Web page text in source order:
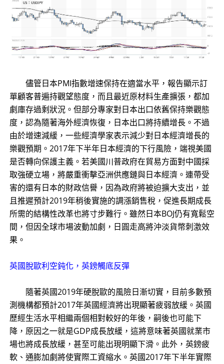
儘管日本PMI指數增速保持在適當水平，報告顯示訂
單顧客普遍持觀望態度，而且最近原材料生產擴張，都加
劇庫存過剩狀況。但部分專家對日本出口依舊保持樂觀態
度，認為隨著海外經濟恢復，日本出口將持續增長。不過
由於增速減緩，一些經濟學家表示減少對日本經濟增長的
樂觀預期。2017年下半年日本經濟的下行風險，端視美國
是否轉向保護主義。若美國川普政府在貿易方面對中國採
取強硬立場，將嚴重衝擊亞洲供應鏈與日本經濟。連帶受
害的還有日本的財政信譽，因為政府將被迫擴大支出，並
且推遲預計2019年稍後實施的調漲銷售稅，促進長期成長
所需的結構性改革也將寸步難行。雖然日本BOJ仍有寬鬆空
間，但因全球市場波動加劇，日圓走高將沖淡貨幣刺激效
果。
英國脫歐利空鈍化，英鎊觸底反彈
隨著英國2019年硬脫歐的風險日漸切實，目前多數預
測機構都預計2017年英國經濟將出現顯著疲弱放緩。英國
歷經生活水平相繼兩個相對較好的年後，嗣後也可能下
降，原因之一就是GDP成長放緩，這將意味著英國就業市
場也將成長放緩，甚至可能出現明顯下滑。此外，英鎊疲
軟、通膨加劇將使實際工資縮水。英國2017年下半年實際